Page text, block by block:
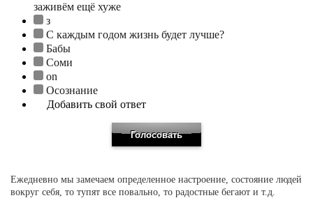
заживём ещё хуже
з
С каждым годом жизнь будет лучше?
Бабы
Соми
on
Осознание
Добавить свой ответ
Ежедневно мы замечаем определенное настроение, состояние людей
вокруг себя, то тупят все повально, то радостные бегают и т.д.